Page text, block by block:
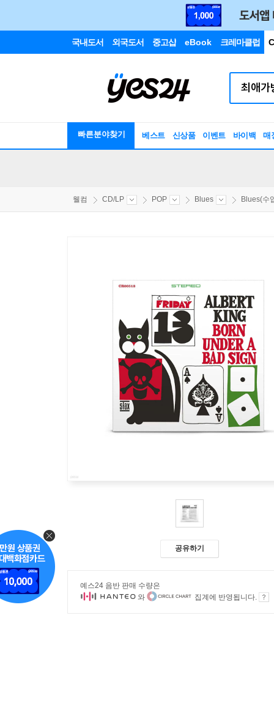
국내도서 외국도서 중고샵 eBook 크레마클럽
빠른분야찾기 베스트 신상품 이벤트 바이백 매
웰컴 CD/LP POP Blues Blues(수
공유하기
예스24 음반 판매 수량은
와
집계에 반영됩니다.